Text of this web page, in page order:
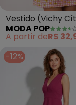
Vestido (Vichy
em Malha
MODA POP
A partir deR$
-12%